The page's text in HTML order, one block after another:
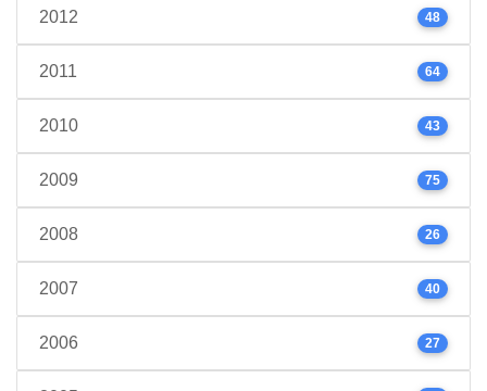
2012 48
2011 64
2010 43
2009 75
2008 26
2007 40
2006 27